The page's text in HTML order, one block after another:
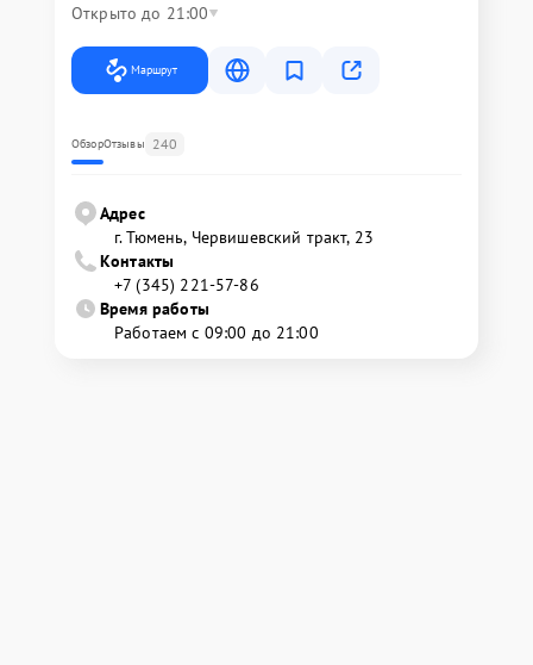
Открыто до 21:00
Маршрут
ОбзорОтзывы 240
Адрес
г. Тюмень, ​Червишевский тракт, 23
Контакты
+7 (345) 221-57-86
Время работы
Работаем с 09:00 до 21:00